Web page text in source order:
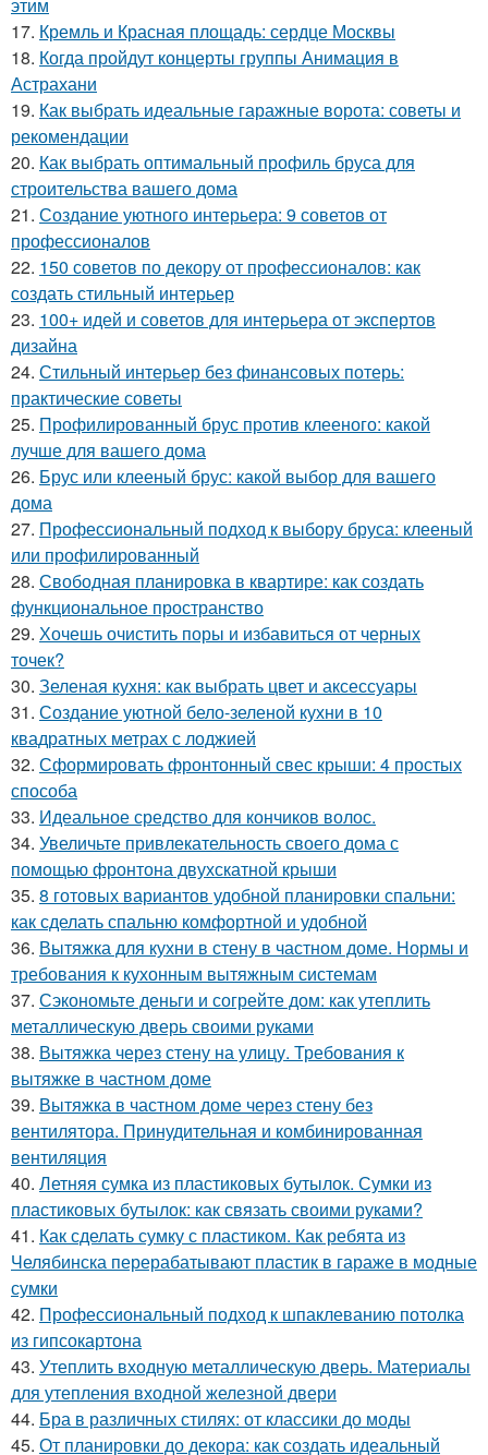
17. Кремль и Красная площадь: сердце Москвы
18. Когда пройдут концерты группы Анимация в
Астрахани
19. Как выбрать идеальные гаражные ворота: советы и
рекомендации
20. Как выбрать оптимальный профиль бруса для
строительства вашего дома
21. Создание уютного интерьера: 9 советов от
профессионалов
22. 150 советов по декору от профессионалов: как
создать стильный интерьер
23. 100+ идей и советов для интерьера от экспертов
дизайна
24. Стильный интерьер без финансовых потерь:
практические советы
25. Профилированный брус против клееного: какой
лучше для вашего дома
26. Брус или клееный брус: какой выбор для вашего
дома
27. Профессиональный подход к выбору бруса: клееный
или профилированный
28. Свободная планировка в квартире: как создать
функциональное пространство
29. Хочешь очистить поры и избавиться от черных
точек?
30. Зеленая кухня: как выбрать цвет и аксессуары
31. Создание уютной бело-зеленой кухни в 10
квадратных метрах с лоджией
32. Сформировать фронтонный свес крыши: 4 простых
способа
33. Идеальное средство для кончиков волос.
34. Увеличьте привлекательность своего дома с
помощью фронтона двухскатной крыши
35. 8 готовых вариантов удобной планировки спальни:
как сделать спальню комфортной и удобной
36. Вытяжка для кухни в стену в частном доме. Нормы и
требования к кухонным вытяжным системам
37. Сэкономьте деньги и согрейте дом: как утеплить
металлическую дверь своими руками
38. Вытяжка через стену на улицу. Требования к
вытяжке в частном доме
39. Вытяжка в частном доме через стену без
вентилятора. Принудительная и комбинированная
вентиляция
40. Летняя сумка из пластиковых бутылок. Сумки из
пластиковых бутылок: как связать своими руками?
41. Как сделать сумку с пластиком. Как ребята из
Челябинска перерабатывают пластик в гараже в модные
сумки
42. Профессиональный подход к шпаклеванию потолка
из гипсокартона
43. Утеплить входную металлическую дверь. Материалы
для утепления входной железной двери
44. Бра в различных стилях: от классики до моды
45. От планировки до декора: как создать идеальный